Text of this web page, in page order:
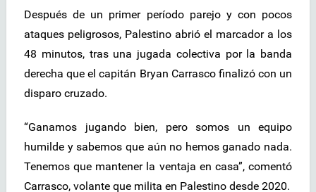
Después de un primer período parejo y con pocos
ataques peligrosos, Palestino abrió el marcador a los
48 minutos, tras una jugada colectiva por la banda
derecha que el capitán Bryan Carrasco finalizó con un
disparo cruzado.
“Ganamos jugando bien, pero somos un equipo
humilde y sabemos que aún no hemos ganado nada.
Tenemos que mantener la ventaja en casa”, comentó
Carrasco, volante que milita en Palestino desde 2020.